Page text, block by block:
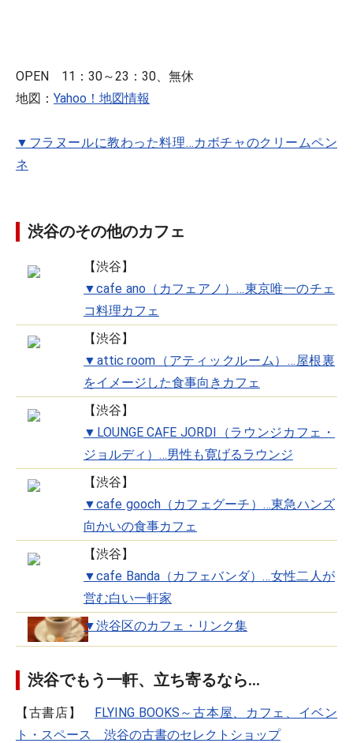
OPEN 11：30～23：30、無休
地図： Yahoo！地図情報
▼フラヌールに教わった料理…カボチャのクリームペン
ネ
渋谷のその他のカフェ
【渋谷】
▼cafe ano（カフェアノ）…東京唯一のチェ
コ料理カフェ
【渋谷】
▼attic room（アティックルーム）…屋根裏
をイメージした食事向きカフェ
【渋谷】
▼LOUNGE CAFE JORDI（ラウンジカフェ・
ジョルディ）…男性も寛げるラウンジ
【渋谷】
▼cafe gooch（カフェグーチ）…東急ハンズ
向かいの食事カフェ
【渋谷】
▼cafe Banda（カフェバンダ）…女性二人が
営む白い一軒家
▼渋谷区のカフェ・リンク集
渋谷でもう一軒、立ち寄るなら…
【古書店】 FLYING BOOKS～古本屋、カフェ、イベン
ト・スペース 渋谷の古書のセレクトショップ